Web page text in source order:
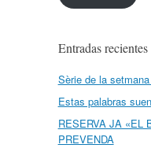
Entradas recientes
Sèrie de la
Estas palabras
RESERVA JA «EL
PREVENDA